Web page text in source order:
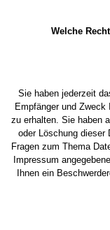
Welche
Sie haben jederzeit
Empfänger und Zweck
zu erhalten. Sie haben
oder Löschung dieser
Fragen zum Thema
Impressum
Ihnen ein